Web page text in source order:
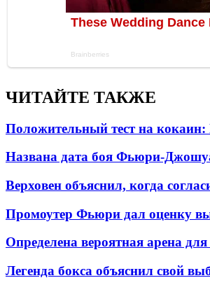
ЧИТАЙТЕ ТАКЖЕ
Положительный тест на
Названа дата боя Фьюри-
Верховен объяснил, когда
Промоутер Фьюри дал оценку
Определена вероятная арена
Легенда бокса объяснил свой